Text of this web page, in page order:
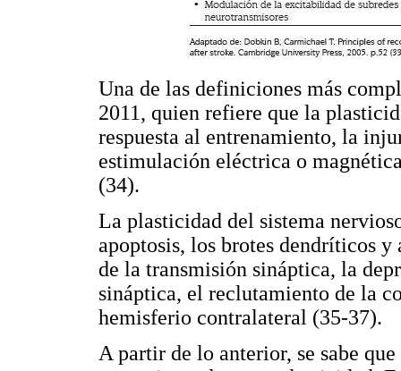
Una de las definiciones más
2011, quien refiere que la
respuesta al entrenamiento, la
estimulación eléctrica o
(34).
La plasticidad del sistema
apoptosis, los brotes dendríticos
de la transmisión sináptica, la
sináptica, el reclutamiento de la
hemisferio contralateral (35-37).
A partir de lo anterior, se sabe